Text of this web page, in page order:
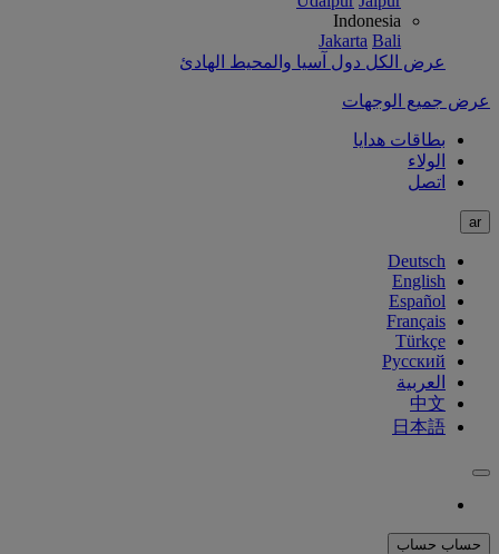
Indonesia
Jakarta Bali
عرض الكل دول آسيا والمحيط الهادئ
عرض جميع الوجهات
بطاقات هدايا
الولاء
اتصل
ar
Deutsch
English
Español
Français
Türkçe
Русский
العربية
中文
日本語
حساب حساب